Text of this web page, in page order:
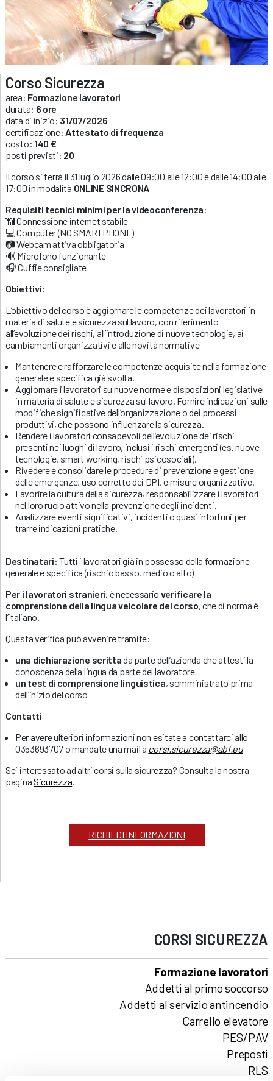
Corso Sicurezza
area: Formazione lavoratori
durata: 6 ore
data di inizio: 31/07/2026
certificazione: Attestato di frequenza
costo: 140 €
posti previsti: 20
Il corso si terrà il 31 luglio 2026 dalle 09:00 alle 12:00 e dalle 14:00 alle
17:00 in modalità ONLINE SINCRONA
Requisiti tecnici minimi per la videoconferenza:
📶 Connessione internet stabile
💻 Computer (NO SMARTPHONE)
📷 Webcam attiva obbligatoria
🔊 Microfono funzionante
🎧 Cuffie consigliate
Obiettivi:
L’obiettivo del corso è aggiornare le competenze dei lavoratori in
materia di salute e sicurezza sul lavoro, con riferimento
all’evoluzione dei rischi, all’introduzione di nuove tecnologie, ai
cambiamenti organizzativi e alle novità normative
Mantenere e rafforzare le competenze acquisite nella formazione
generale e specifica già svolta.
Aggiornare i lavoratori su nuove norme e disposizioni legislative
in materia di salute e sicurezza sul lavoro. Fornire indicazioni sulle
modifiche significative dell’organizzazione o dei processi
produttivi, che possono influenzare la sicurezza.
Rendere i lavoratori consapevoli dell’evoluzione dei rischi
presenti nei luoghi di lavoro, inclusi i rischi emergenti (es. nuove
tecnologie, smart working, rischi psicosociali).
Rivedere e consolidare le procedure di prevenzione e gestione
delle emergenze, uso corretto dei DPI, e misure organizzative.
Favorire la cultura della sicurezza, responsabilizzare i lavoratori
nel loro ruolo attivo nella prevenzione degli incidenti.
Analizzare eventi significativi, incidenti o quasi infortuni per
trarre indicazioni pratiche.
Destinatari: Tutti i lavoratori già in possesso della formazione
generale e specifica (rischio basso, medio o alto)
Per i lavoratori stranieri, è necessario verificare la
comprensione della lingua veicolare del corso, che di norma è
l’italiano.
Questa verifica può avvenire tramite:
una dichiarazione scrittada parte dell’azienda che attesti la
conoscenza della lingua da parte del lavoratore
un test di comprensione linguistica, somministrato prima
dell’inizio del corso
Contatti
Per avere ulteriori informazioni non esitate a contattarci allo
0353693707 o mandate una mail a corsi.sicurezza@abf.eu
Sei interessato ad altri corsi sulla sicurezza? Consulta la nostra
paginaSicurezza
RICHIEDI INFORMAZIONI
CORSI SICUREZZA
Formazione lavoratori
Addetti al primo soccorso
Addetti al servizio antincendio
Carrello elevatore
PES/PAV
Preposti
RLS